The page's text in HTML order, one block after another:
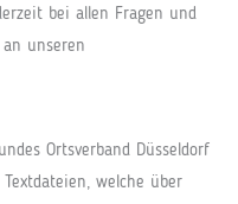
bei allen Fragen und
unseren
Ortsverband Düsseldorf
Textdateien, welche über